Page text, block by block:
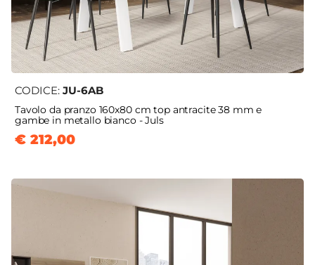
CODICE: JU-6AB
Tavolo da pranzo 160x80 cm top antracite 38 mm e
gambe in metallo bianco - Juls
€ 212,00